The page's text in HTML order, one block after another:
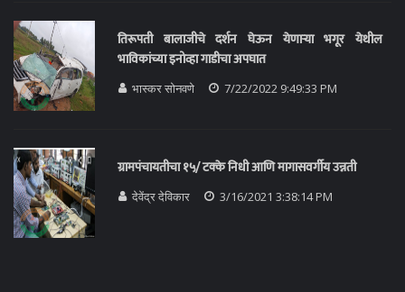
तिरूपती बालाजीचे दर्शन घेऊन येणाऱ्या भगूर येथील
भाविकांच्या इनोव्हा गाडीचा अपघात
भास्कर सोनवणे 7/22/2022 9:49:33 PM
ग्रामपंचायतीचा १५/ टक्के निधी आणि मागासवर्गीय उन्नती
देवेंद्र देविकार 3/16/2021 3:38:14 PM